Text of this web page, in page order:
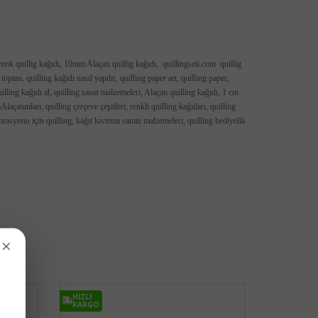
quillig kağıdı, 10mm Alaçatı quillig kağıdı, quillingseti.com quillig
quilling kağıdı nasıl yapılır, quilling paper art, quilling paper,
kağıdı al, quilling sanat malzemeleri, Alaçatı quilling kağıdı, 1 cm
quilling çerçeve çeşitleri, renkli quilling kağıtları, quilling
için quilling, kağıt kıvırma sanatı malzemeleri, quilling hediyelik
HIZLI
KARGO
×